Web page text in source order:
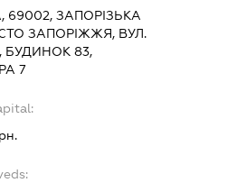
69002, ЗАПОРІЗЬКА
ЗАПОРІЖЖЯ, ВУЛ.
БУДИНОК 83,
7